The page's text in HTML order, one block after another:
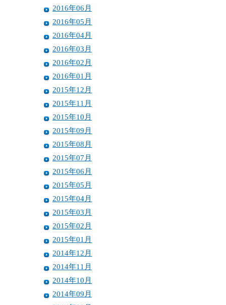
2016年06月
2016年05月
2016年04月
2016年03月
2016年02月
2016年01月
2015年12月
2015年11月
2015年10月
2015年09月
2015年08月
2015年07月
2015年06月
2015年05月
2015年04月
2015年03月
2015年02月
2015年01月
2014年12月
2014年11月
2014年10月
2014年09月